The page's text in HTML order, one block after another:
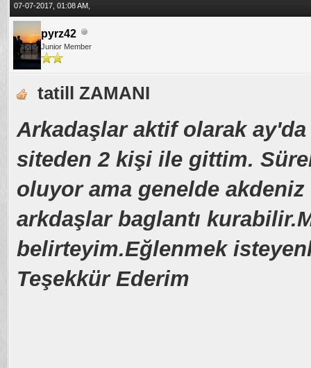
07-07-2017, 01:08 AM,
pyrz42
Junior Member
tatill ZAMANI
Arkadaşlar aktif olarak
siteden 2 kişi ile gittim.
oluyor ama genelde
arkdaşlar baglantı
belirteyim.Eğlenmek
Teşekkür Ederim